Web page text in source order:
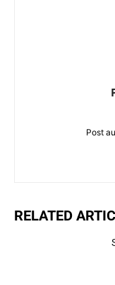
Post
RELATED